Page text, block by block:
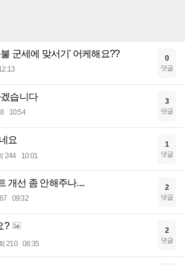
군세에 맞서기' 어케해요?? 0
댓글
습니다
10:54
3
댓글
요
244 10:01
1
댓글
개선 좀 안해주나....
09:32
2
댓글
?
210 08:35
2
댓글